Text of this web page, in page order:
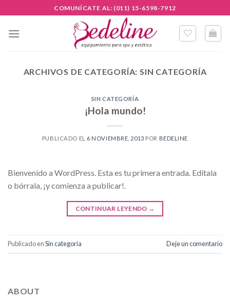
content
COMUNÍCATE AL: (011) 15-6598-7912
ARCHIVOS DE CATEGORÍA: SIN CATEGORÍA
SIN CATEGORÍA
¡Hola mundo!
PUBLICADO EL 6 NOVIEMBRE, 2013 POR BEDELINE
Bienvenido a WordPress. Esta es tu primera entrada. Edítala
o bórrala, ¡y comienza a publicar!.
CONTINUAR LEYENDO →
Publicado enSin categoría Deje un comentario
ABOUT